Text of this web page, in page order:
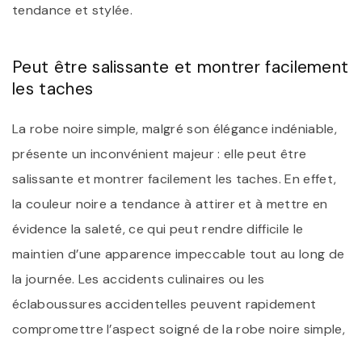
tendance et stylée.
Peut être salissante et montrer facilement
les taches
La robe noire simple, malgré son élégance indéniable,
présente un inconvénient majeur : elle peut être
salissante et montrer facilement les taches. En effet,
la couleur noire a tendance à attirer et à mettre en
évidence la saleté, ce qui peut rendre difficile le
maintien d’une apparence impeccable tout au long de
la journée. Les accidents culinaires ou les
éclaboussures accidentelles peuvent rapidement
compromettre l’aspect soigné de la robe noire simple,